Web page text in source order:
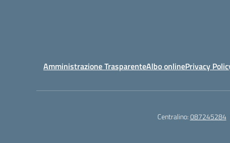
Amministrazione TrasparenteAlbo onlinePrivacy
Centralino:087245284